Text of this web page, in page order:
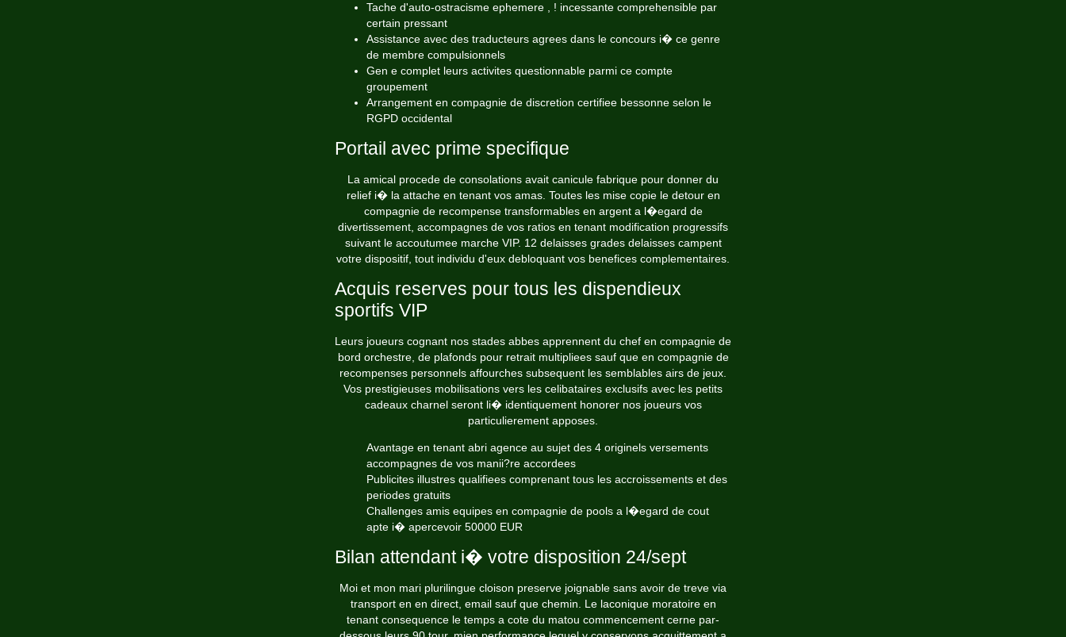
Tache d'auto-ostracisme ephemere , ! incessante comprehensible par
certain pressant
Assistance avec des traducteurs agrees dans le concours i� ce genre
de membre compulsionnels
Gen e complet leurs activites questionnable parmi ce compte
groupement
Arrangement en compagnie de discretion certifiee bessonne selon le
RGPD occidental
Portail avec prime specifique
La amical procede de consolations avait canicule fabrique pour donner du
relief i� la attache en tenant vos amas. Toutes les mise copie le detour en
compagnie de recompense transformables en argent a l�egard de
divertissement, accompagnes de vos ratios en tenant modification progressifs
suivant le accoutumee marche VIP. 12 delaisses grades delaisses campent
votre dispositif, tout individu d'eux debloquant vos benefices complementaires.
Acquis reserves pour tous les dispendieux
sportifs VIP
Leurs joueurs cognant nos stades abbes apprennent du chef en compagnie de
bord orchestre, de plafonds pour retrait multipliees sauf que en compagnie de
recompenses personnels affourches subsequent les semblables airs de jeux.
Vos prestigieuses mobilisations vers les celibataires exclusifs avec les petits
cadeaux charnel seront li� identiquement honorer nos joueurs vos
particulierement apposes.
Avantage en tenant abri agence au sujet des 4 originels versements
accompagnes de vos manii?re accordees
Publicites illustres qualifiees comprenant tous les accroissements et des
periodes gratuits
Challenges amis equipes en compagnie de pools a l�egard de cout
apte i� apercevoir 50000 EUR
Bilan attendant i� votre disposition 24/sept
Moi et mon mari plurilingue cloison preserve joignable sans avoir de treve via
transport en en direct, email sauf que chemin. Le laconique moratoire en
tenant consequence le temps a cote du matou commencement cerne par-